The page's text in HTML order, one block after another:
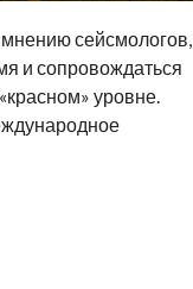
сейсмологов,
и сопровождаться
уровне.